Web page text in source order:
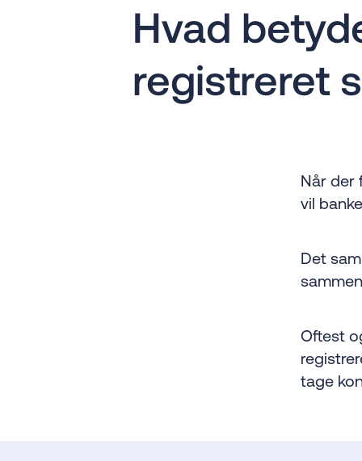
Hvad
registreret
Når der
vil
Det
Oftest
tage